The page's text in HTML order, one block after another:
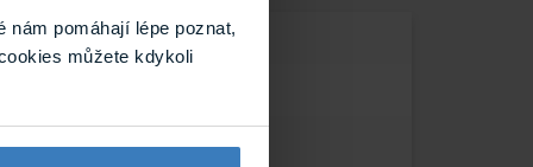
nám pomáhají lépe poznat,
můžete kdykoli